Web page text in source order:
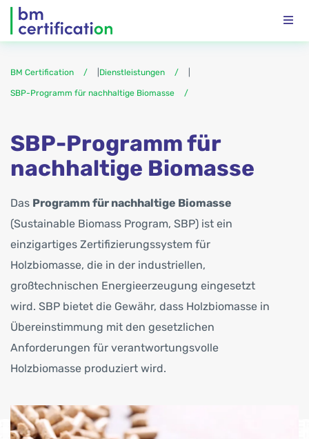
BM Certification Dienstleistungen
SBP-Programm für nachhaltige Biomasse
SBP-Programm für
nachhaltige Biomasse
Das Programm für nachhaltige Biomasse
(Sustainable Biomass Program, SBP) ist ein
einzigartiges Zertifizierungssystem für
Holzbiomasse, die in der industriellen,
großtechnischen Energieerzeugung eingesetzt
wird. SBP bietet die Gewähr, dass Holzbiomasse in
Übereinstimmung mit den gesetzlichen
Anforderungen für verantwortungsvolle
Holzbiomasse produziert wird.